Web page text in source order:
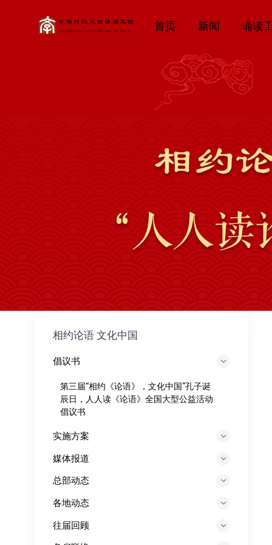
首页 新闻 诵读
相约论语 文化中国
倡议书
第三届“相约《论语》，文化中国”孔子诞
辰日，人人读《论语》全国大型公益活动
倡议书
实施方案
媒体报道
总部动态
各地动态
往届回顾